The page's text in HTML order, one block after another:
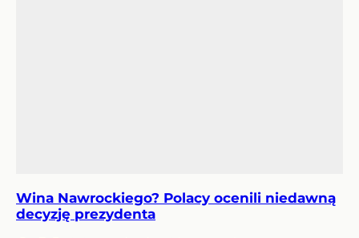
Wina Nawrockiego? Polacy ocenili niedawną
decyzję prezydenta